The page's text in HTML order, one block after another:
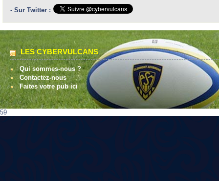
- Sur Twitter :
LES CYBERVULCANS
Qui sommes-nous ?
Contactez-nous
Faites votre pub ici
59